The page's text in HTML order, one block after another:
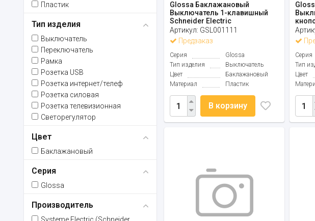
Пластик
Тип изделия
Выключатель
Переключатель
Рамка
Розетка USB
Розетка интернет/телеф
Розетка силовая
Розетка телевизионная
Светорегулятор
Цвет
Баклажановый
Серия
Glossa
Производитель
Glossa Баклажановый
Выключатель 1-клавишный
Schneider Electric
Артикул: GSL001111
Предзаказ
Серия
Glossa
Тип изделия
Выключатель
Цвет
Баклажановый
Материал
Пластик
В корзину
Серия
Тип
Цвет